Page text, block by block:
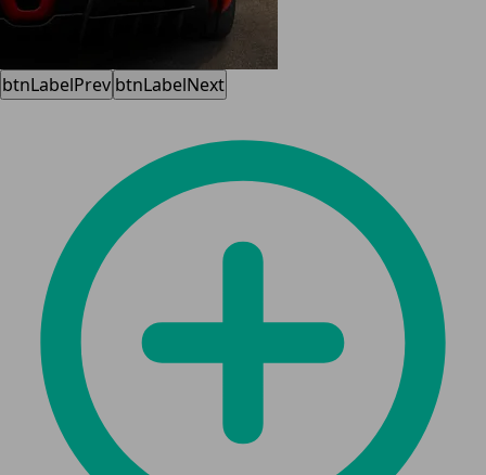
btnLabelPrev btnLabelNext